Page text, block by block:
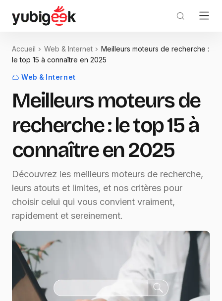
Accueil Web & Internet
Meilleurs moteurs de recherche :
le top 15 à connaître en 2025
Web & Internet
Meilleurs moteurs de
recherche : le top 15 à
connaître en 2025
Découvrez les meilleurs moteurs de recherche,
leurs atouts et limites, et nos critères pour
choisir celui qui vous convient vraiment,
rapidement et sereinement.